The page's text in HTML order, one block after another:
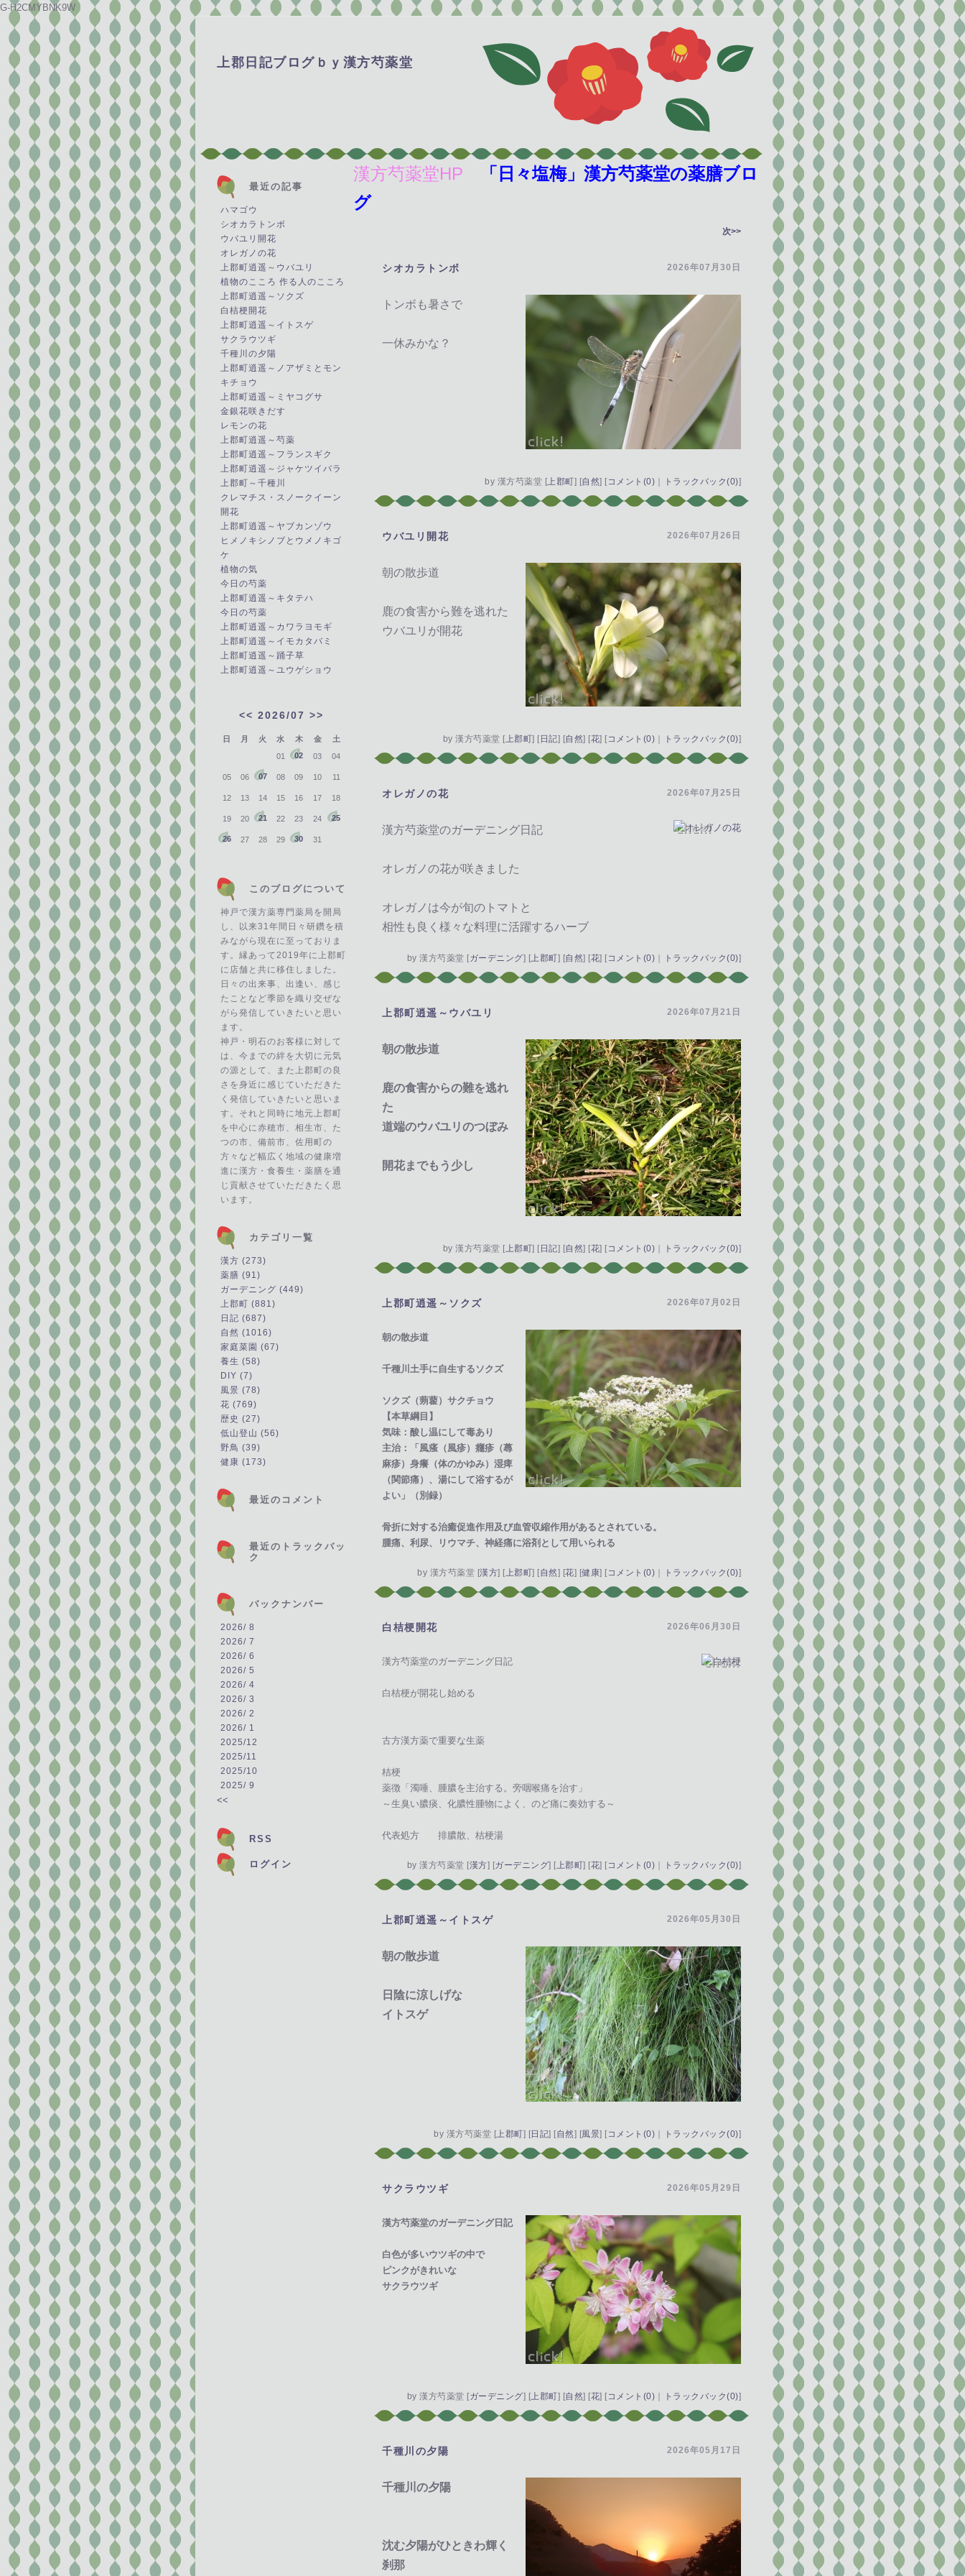
G-H2CMYBNK9W
上郡日記ブログｂｙ漢方芍薬堂
最近の記事
ハマゴウ
シオカラトンボ
ウバユリ開花
オレガノの花
上郡町逍遥～ウバユリ
植物のこころ 作る人のこころ
上郡町逍遥～ソクズ
白桔梗開花
上郡町逍遥～イトスゲ
サクラウツギ
千種川の夕陽
上郡町逍遥～ノアザミとモン
キチョウ
上郡町逍遥～ミヤコグサ
金銀花咲きだす
レモンの花
上郡町逍遥～芍薬
上郡町逍遥～フランスギク
上郡町逍遥～ジャケツイバラ
上郡町～千種川
クレマチス・スノークイーン
開花
上郡町逍遥～ヤブカンゾウ
ヒメノキシノブとウメノキゴ
ケ
植物の気
今日の芍薬
上郡町逍遥～キタテハ
今日の芍薬
上郡町逍遥～カワラヨモギ
上郡町逍遥～イモカタバミ
上郡町逍遥～踊子草
上郡町逍遥～ユウゲショウ
<< 2026/07 >>
日 月 火 水 木 金
土
01
02 03 04
05 06 07 08 09 10 11
12 13 14 15 16 17 18
19 20 21 22 23 24 25
26 27 28 29 30 31
このブログについて
神戸で漢方薬専門薬局を開局
し、以来31年間日々研鑽を積
みながら現在に至っておりま
す。縁あって2019年に上郡町
に店舗と共に移住しました。
日々の出来事、出逢い、感じ
たことなど季節を織り交ぜな
がら発信していきたいと思い
ます。
神戸・明石のお客様に対して
は、今までの絆を大切に元気
の源として、また上郡町の良
さを身近に感じていただきた
く発信していきたいと思いま
す。それと同時に地元上郡町
を中心に赤穂市、相生市、た
つの市、備前市、佐用町の
方々など幅広く地域の健康増
進に漢方・食養生・薬膳を通
じ貢献させていただきたく思
います。
カテゴリ一覧
漢方 (273)
薬膳 (91)
ガーデニング (449)
上郡町 (881)
日記 (687)
自然 (1016)
家庭菜園 (67)
養生 (58)
DIY (7)
風景 (78)
花 (769)
歴史 (27)
低山登山 (56)
野鳥 (39)
健康 (173)
最近のコメント
最近のトラックバッ
ク
バックナンバー
2026/ 8
2026/ 7
2026/ 6
2026/ 5
2026/ 4
2026/ 3
2026/ 2
2026/ 1
2025/12
2025/11
2025/10
2025/ 9
<<
RSS
ログイン
漢方芍薬堂HP
「日々塩梅」漢方芍薬堂の薬膳ブロ
グ
次>>
シオカラトンボ 2026年07月30日
トンボも暑さで
一休みかな？
by 漢方芍薬堂 [上郡町] [自然] [ コメント(0) トラックバック(0)]
ウバユリ開花 2026年07月26日
朝の散歩道
鹿の食害から難を逃れた
ウバユリが開花
by 漢方芍薬堂 [上郡町] [ 日記] [自然] [花] [ コメント(0) トラックバック(0)]
オレガノの花 2026年07月25日
漢方芍薬堂のガーデニング日記
オレガノの花が咲きました
オレガノは今が旬のトマトと
相性も良く様々な料理に活躍するハーブ
by 漢方芍薬堂 [ガーデニング] [上郡町] [自然] [花] [ コメント(0) トラックバック(0)]
上郡町逍遥～ウバユリ 2026年07月21日
朝の散歩道
鹿の食害からの難を逃れ
た
道端のウバユリのつぼみ
開花までもう少し
by 漢方芍薬堂 [上郡町] [ 日記] [自然] [花] [ コメント(0) トラックバック(0)]
上郡町逍遥～ソクズ 2026年07月02日
朝の散歩道
千種川土手に自生するソクズ
ソクズ（蒴藋）サクチョウ
【本草綱目】
気味：酸し温にして毒あり
主治：「風瘙（風疹）癮疹（蕁
麻疹）身癢（体のかゆみ）湿痺
（関節痛）、湯にして浴するが
よい」（別録）
骨折に対する治癒促進作用及び血管収縮作用があるとされている。
腫痛、利尿、リウマチ、神経痛に浴剤として用いられる
by 漢方芍薬堂 [漢方] [上郡町] [自然] [花] [健康] [ コメント(0) トラックバック(0)]
白桔梗開花 2026年06月30日
漢方芍薬堂のガーデニング日記
白桔梗が開花し始める
古方漢方薬で重要な生薬
桔梗
薬徴「濁唾、腫膿を主治する。旁咽喉痛を治す」
～生臭い膿痰、化膿性腫物によく、のど痛に奏効する～
代表処方 排膿散、桔梗湯
by 漢方芍薬堂 [漢方] [ガーデニング] [上郡町] [花] [ コメント(0) トラックバック(0)]
上郡町逍遥～イトスゲ 2026年05月30日
朝の散歩道
日陰に涼しげな
イトスゲ
by 漢方芍薬堂 [上郡町] [日記] [自然] [風景] [ コメント(0) トラックバック(0)]
サクラウツギ 2026年05月29日
漢方芍薬堂のガーデニング日記
白色が多いウツギの中で
ピンクがきれいな
サクラウツギ
by 漢方芍薬堂 [ガーデニング] [上郡町] [自然] [花] [ コメント(0) トラックバック(0)]
千種川の夕陽 2026年05月17日
千種川の夕陽
沈む夕陽がひときわ輝く
刹那